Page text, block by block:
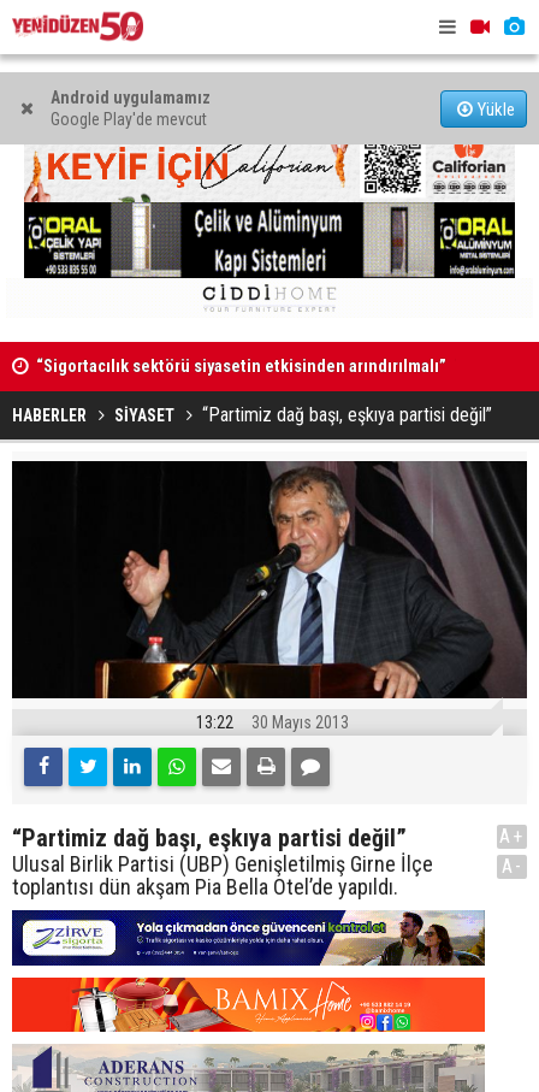
Android uygulamamız
Google Play'de mevcut
Yükle
“Sigortacılık sektörü siyasetin etkisinden arındırılmalı”
Tuncel Felek, Taşkınköy muhtarlığına aday
İhtiyaçları
HABERLER SİYASET “Partimiz dağ başı, eşkıya partisi değil”
13:22 30 Mayıs 2013
“Partimiz dağ başı, eşkıya partisi değil”
Ulusal Birlik Partisi (UBP) Genişletilmiş Girne İlçe
toplantısı dün akşam Pia Bella Otel’de yapıldı.
A+
A-